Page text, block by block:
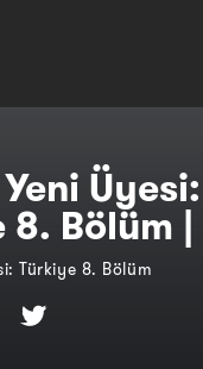
Üyesi:
8. Bölüm
Türkiye 8. Bölüm